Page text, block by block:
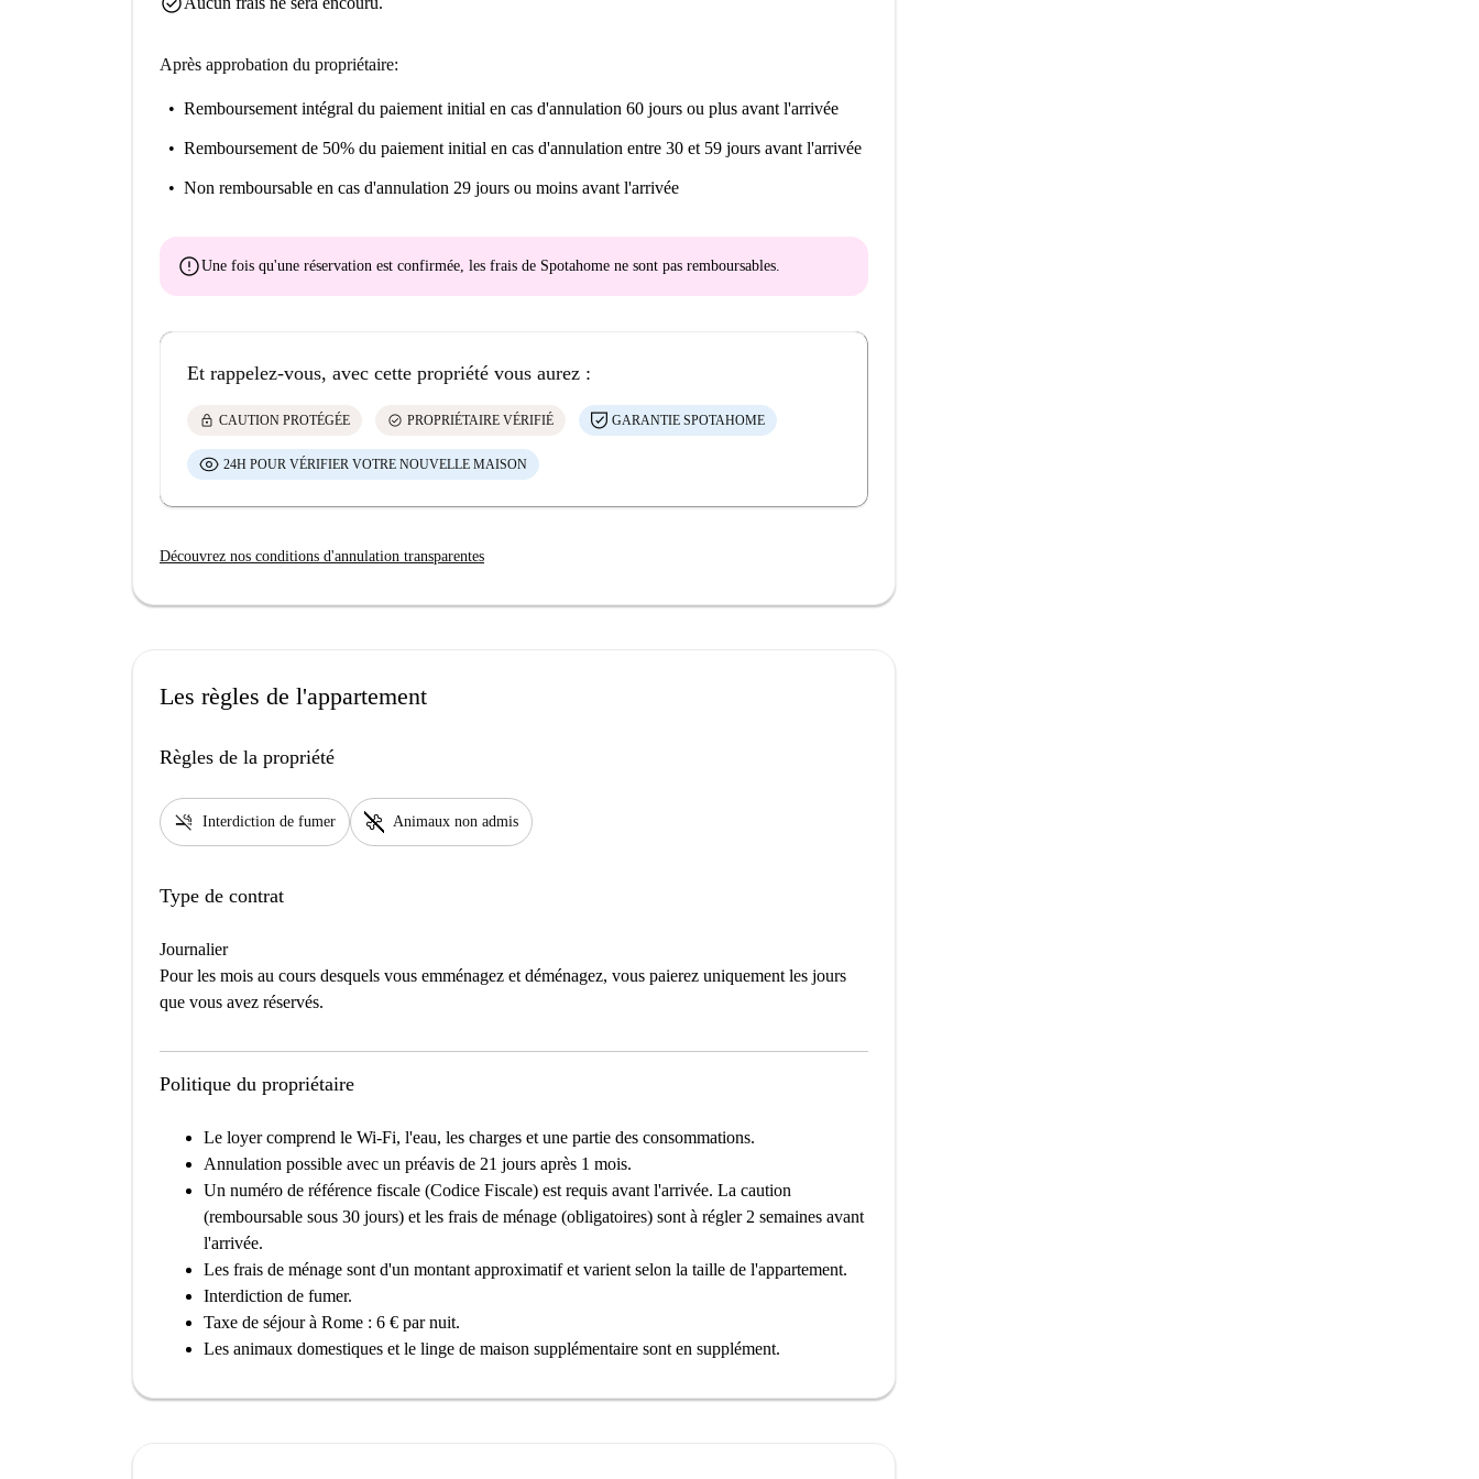
Après approbation du propriétaire:
Remboursement intégral du paiement initial en cas d'annulation 60 jours ou plus avant l'arrivée
Remboursement de 50% du paiement initial en cas d'annulation entre 30 et 59 jours avant l'arrivée
Non remboursable en cas d'annulation 29 jours ou moins avant l'arrivée
errorUne fois qu'une réservation est confirmée, les frais de Spotahome ne sont pas remboursables.
Et rappelez-vous, avec cette propriété vous aurez :
lock CAUTION PROTÉGÉE check_circle PROPRIÉTAIRE VÉRIFIÉ GARANTIE SPOTAHOME
24H POUR VÉRIFIER VOTRE NOUVELLE MAISON
Découvrez nos conditions d'annulation transparentes
Les règles de l'appartement
Règles de la propriété
smoke_free Interdiction de fumer pet_supplies Animaux non admis
Type de contrat
Journalier
Pour les mois au cours desquels vous emménagez et déménagez, vous paierez uniquement les jours
que vous avez réservés.
Politique du propriétaire
Le loyer comprend le Wi-Fi, l'eau, les charges et une partie des consommations.
Annulation possible avec un préavis de 21 jours après 1 mois.
Un numéro de référence fiscale (Codice Fiscale) est requis avant l'arrivée. La caution
(remboursable sous 30 jours) et les frais de ménage (obligatoires) sont à régler 2 semaines avant
l'arrivée.
Les frais de ménage sont d'un montant approximatif et varient selon la taille de l'appartement.
Interdiction de fumer.
Taxe de séjour à Rome : 6 € par nuit.
Les animaux domestiques et le linge de maison supplémentaire sont en supplément.